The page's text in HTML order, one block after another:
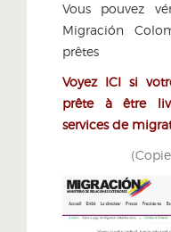
Vous pouvez
Migración
prêtes
Voyez ICI si
prête à être
services de